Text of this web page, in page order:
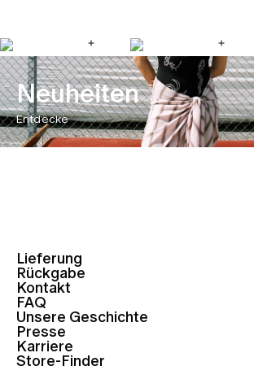
Neuheiten
Entdecke
Lieferung
Rückgabe
Kontakt
FAQ
Unsere Geschichte
Presse
Karriere
Store-Finder